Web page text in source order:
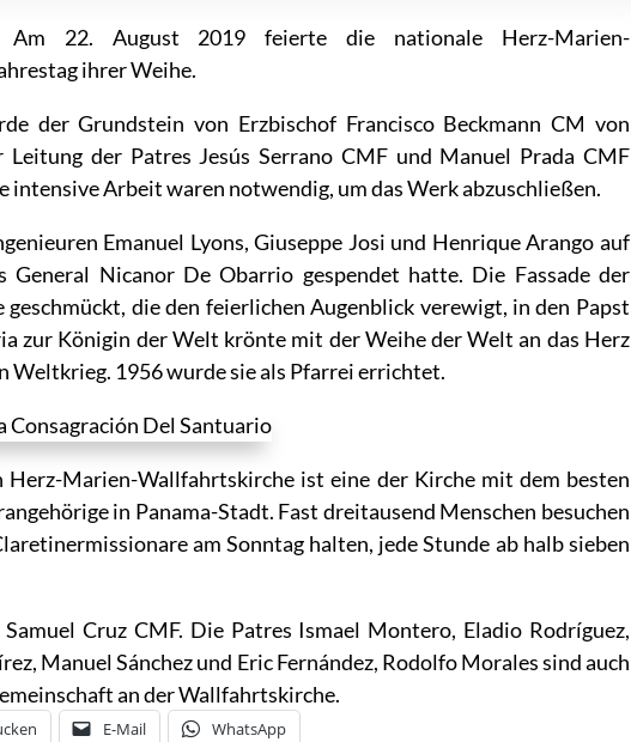
Am 22. August 2019 feierte die nationale Herz-Marien-
ihrer Weihe.
der Grundstein von Erzbischof Francisco Beckmann CM von
Leitung der Patres Jesús Serrano CMF und Manuel Prada CMF
intensive Arbeit waren notwendig, um das Werk abzuschließen.
Emanuel Lyons, Giuseppe Josi und Henrique Arango auf
General Nicanor De Obarrio gespendet hatte. Die Fassade der
die den feierlichen Augenblick verewigt, in den Papst
zur Königin der Welt krönte mit der Weihe der Welt an das Herz
1956 wurde sie als Pfarrei errichtet.
Marien-Wallfahrtskirche ist eine der Kirche mit dem besten
in Panama-Stadt. Fast dreitausend Menschen besuchen
am Sonntag halten, jede Stunde ab halb sieben
Cruz CMF. Die Patres Ismael Montero, Eladio Rodríguez,
Manuel Sánchez und Eric Fernández, Rodolfo Morales sind auch
an der Wallfahrtskirche.
E-Mail WhatsApp